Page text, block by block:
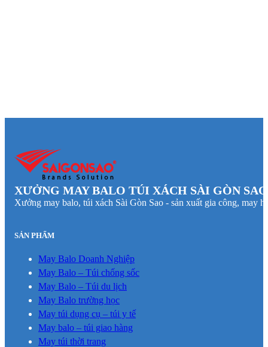
XƯỞNG MAY BALO TÚI XÁCH SÀI GÒN
Xưởng may balo, túi xách Sài Gòn Sao - sản xuất gia công, may
SẢN PHẨM
May Balo Doanh Nghiệp
May Balo – Túi chống sốc
May Balo – Túi du lịch
May Balo trường học
May túi dụng cụ – túi y tế
May balo – túi giao hàng
May túi thời trang